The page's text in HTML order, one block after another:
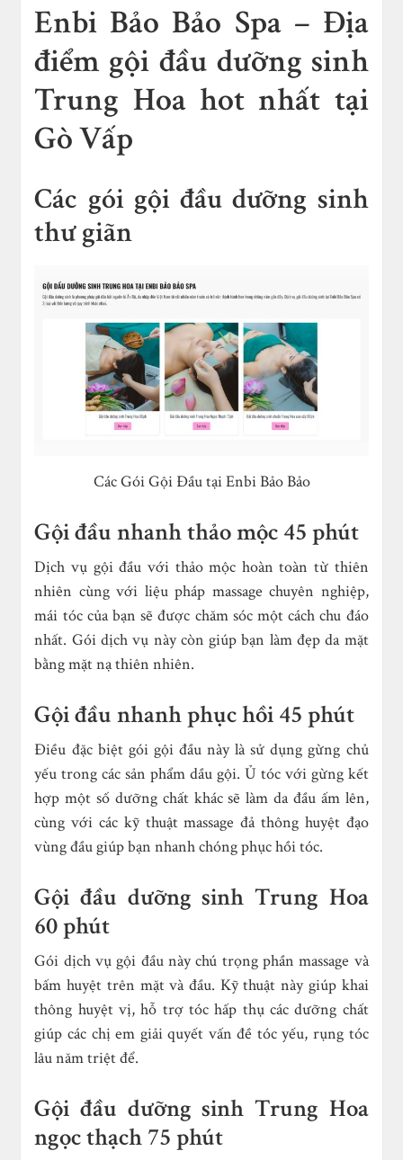
Enbi Bảo Bảo Spa – Địa
điểm gội đầu dưỡng sinh
Trung Hoa hot nhất tại
Gò Vấp
Các gói gội đầu dưỡng sinh
thư giãn
Các Gói Gội Đầu tại Enbi Bảo Bảo
Gội đầu nhanh thảo mộc 45 phút
Dịch vụ gội đầu với thảo mộc hoàn toàn từ thiên
nhiên cùng với liệu pháp massage chuyên nghiệp,
mái tóc của bạn sẽ được chăm sóc một cách chu đáo
nhất. Gói dịch vụ này còn giúp bạn làm đẹp da mặt
bằng mặt nạ thiên nhiên.
Gội đầu nhanh phục hồi 45 phút
Điều đặc biệt gói gội đầu này là sử dụng gừng chủ
yếu trong các sản phẩm dầu gội. Ủ tóc với gừng kết
hợp một số dưỡng chất khác sẽ làm da đầu ấm lên,
cùng với các kỹ thuật massage đả thông huyệt đạo
vùng đầu giúp bạn nhanh chóng phục hồi tóc.
Gội đầu dưỡng sinh Trung Hoa
60 phút
Gói dịch vụ gội đầu này chú trọng phần massage và
bấm huyệt trên mặt và đầu. Kỹ thuật này giúp khai
thông huyệt vị, hỗ trợ tóc hấp thụ các dưỡng chất
giúp các chị em giải quyết vấn đề tóc yếu, rụng tóc
lâu năm triệt để.
Gội đầu dưỡng sinh Trung Hoa
ngọc thạch 75 phút